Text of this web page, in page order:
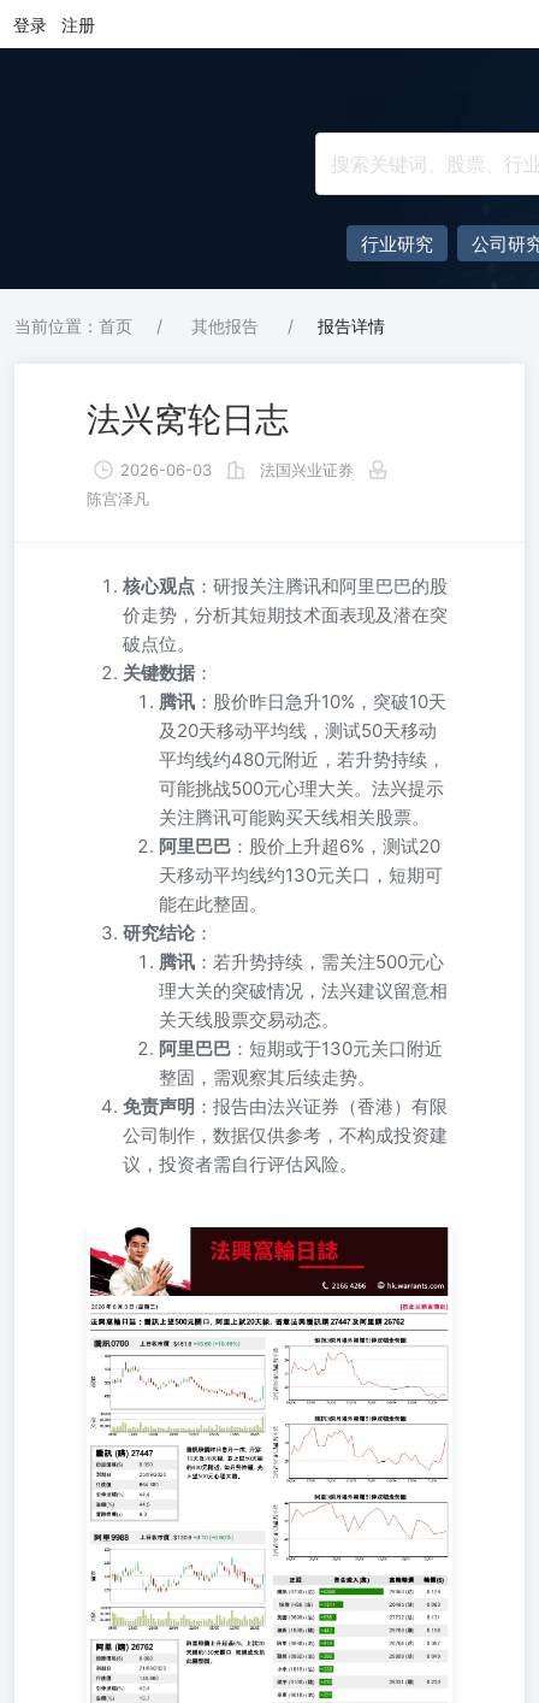
登录 注册
行业研究 公司研
当前位置：首页 / 其他报告 / 报告详情
法兴窝轮日志
2026-06-03
法国兴业证券
陈宫泽凡
核心观点 ：研报关注腾讯和阿里巴巴的股
价走势，分析其短期技术面表现及潜在突
破点位。
关键数据 ：
腾讯 ：股价昨日急升10%，突破10天
及20天移动平均线，测试50天移动
平均线约480元附近，若升势持续，
可能挑战500元心理大关。法兴提示
关注腾讯可能购买天线相关股票。
阿里巴巴 ：股价上升超6%，测试20
天移动平均线约130元关口，短期可
能在此整固。
研究结论：
腾讯 ：若升势持续，需关注500元心
理大关的突破情况，法兴建议留意相
关天线股票交易动态。
阿里巴巴 ：短期或于130元关口附近
整固，需观察其后续走势。
免责声明 ：报告由法兴证券（香港）有限
公司制作，数据仅供参考，不构成投资建
议，投资者需自行评估风险。
2026年6月3日(星期三) [按此以網頁開按此以網頁開啟啟] 騰
訊上望騰訊上望500元關口，阿里上試元關口，阿里上試20
天線，留意法興騰訊購天線，留意法興騰訊購27447及阿里
購及阿里購26762 騰訊股價昨日急升一成，升穿10天及20天
線，並上試50天線約480元附近，如升勢持續，先上望500元
心理大關。 阿里股價上升超過6%，上試20天線約130元關
口，短線或先於此關整固。 快速連結快速連結 免責聲明免
責聲明 ©法國興業證券（香港）有限公司2022。本報告乃
由法國興業證券（香港）有限公司製作。本報告提供之資料
及其內容（包括指示條款）僅供參考，並不構成要約、招攬
或邀請、宣傳、誘使、或任何不論種類或形式之申述或訂立
任何交易（不論按指示條款或其他方式）的任何建議或推
薦。法興證券集團成員、其聯屬公司及董事及僱員可能持有
不時在本報告所述證券之權益（作為主事人或其他）。法興
證券集團成員及其聯屬公司亦可為本報告所述任何公司或發
行人之證券或衍生工具於市場作價。法興證券集團成員及其
聯屬公司亦可能為本報告提述證券的有關公司及其聯屬公司
提供其他服務。本報告所載資料乃秉誠提供，並取自於所示
日期相信為可靠及準確之資料來源。然而，本公司並無核實